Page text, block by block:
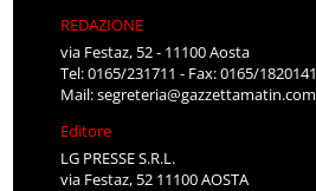
REDAZIONE
via Festaz, 52 - 11100 Aosta
Tel: 0165/231711 - Fax: 0165/1820141
Mail:segreteria@gazzettamatin.com
Editore
LG PRESSE S.R.L.
via Festaz, 52 11100 AOSTA